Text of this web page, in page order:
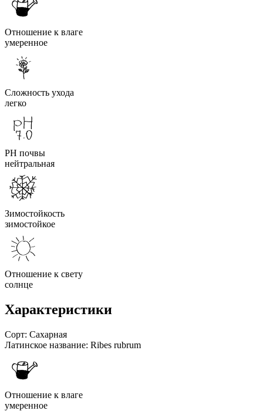
Отношение к влаге
умеренное
Сложность ухода
легко
PH почвы
нейтральная
Зимостойкость
зимостойкое
Отношение к свету
солнце
Характеристики
Сорт: Сахарная
Латинское название: Ribes rubrum
Отношение к влаге
умеренное